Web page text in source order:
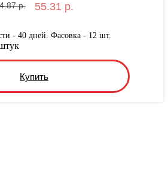
р. 55.31 р.
- 40 дней. Фасовка - 12 шт.
Купить